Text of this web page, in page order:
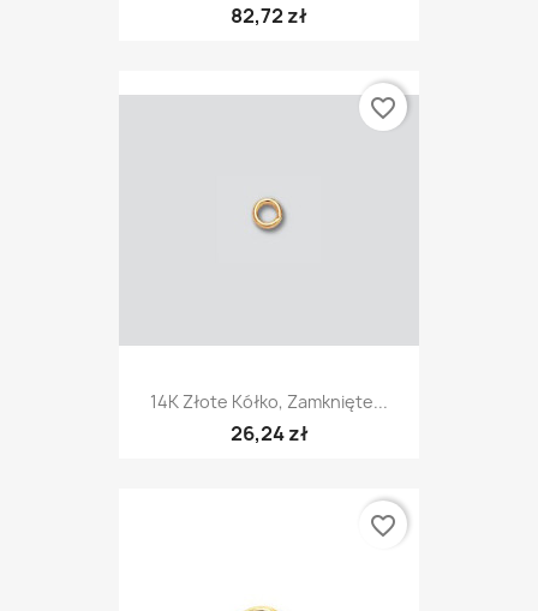
82,72 zł
14K Złote Kółko, Zamknięte...
26,24 zł
favorite_border
favorite_border